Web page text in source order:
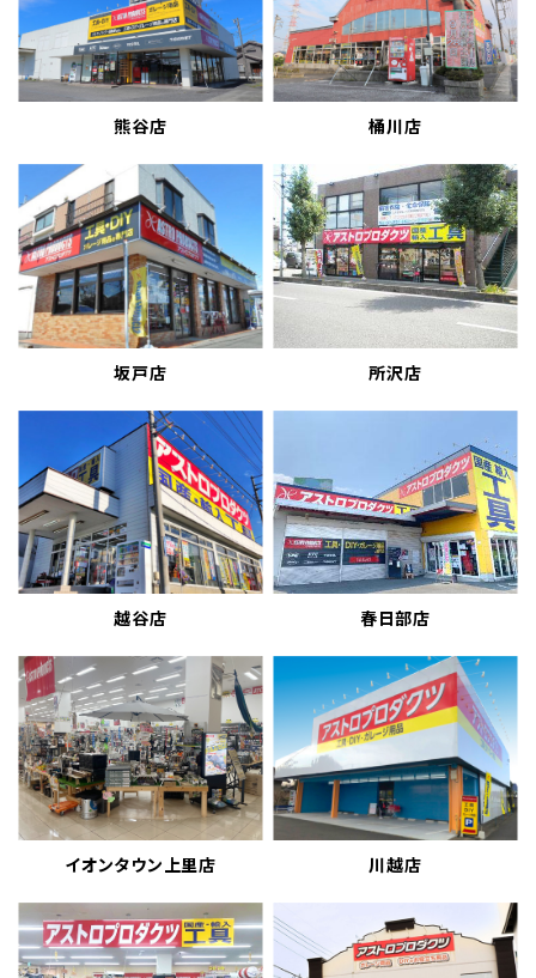
熊谷店 桶川店
坂戸店 所沢店
越谷店 春日部店
イオンタウン上里店 川越店